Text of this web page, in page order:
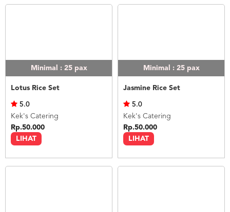
Minimal : 25 pax
Lotus Rice Set
LIHAT
5.0
Kek's Catering
Rp.50.000
Minimal : 25 pax
Jasmine Rice Set
LIHAT
5.0
Kek's Catering
Rp.50.000